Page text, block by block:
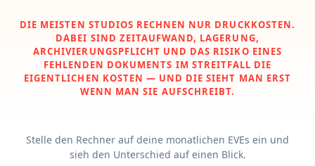
Sicherheit
Kostenrechner
DIE MEISTEN STUDIOS RECHNEN NUR DRUCKKOSTEN.
DABEI SIND ZEITAUFWAND, LAGERUNG,
ARCHIVIERUNGSPFLICHT UND DAS RISIKO EINES
FEHLENDEN DOKUMENTS IM STREITFALL DIE
EIGENTLICHEN KOSTEN — UND DIE SIEHT MAN ERST
WENN MAN SIE AUFSCHREIBT.
Stelle den Rechner auf deine monatlichen EVEs ein und
sieh den Unterschied auf einen Blick.